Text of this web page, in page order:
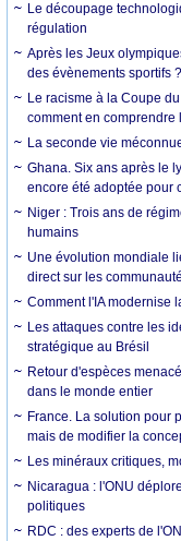
Le découpage
régulation
Après les Jeux
des évènements sportifs ?
Le racisme à la Coupe
comment en comprendre
La seconde vie
Ghana. Six ans après le
encore été adoptée pour
Niger : Trois ans de
humains
Une évolution mondiale
direct sur les
Comment l'IA modernise
Les attaques contre les
stratégique au Brésil
Retour d'espèces
dans le monde entier
France. La solution pour
mais de modifier la
Les minéraux critiques,
Nicaragua : l'ONU
politiques
RDC : des experts de